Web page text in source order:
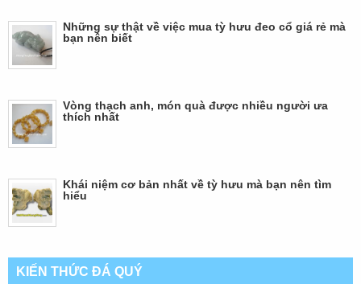
Những sự thật về việc mua tỳ hưu đeo cổ giá rẻ mà
bạn nên biết
Vòng thạch anh, món quà được nhiều người ưa
thích nhất
Khái niệm cơ bản nhất về tỳ hưu mà bạn nên tìm
hiểu
KIẾN THỨC ĐÁ QUÝ